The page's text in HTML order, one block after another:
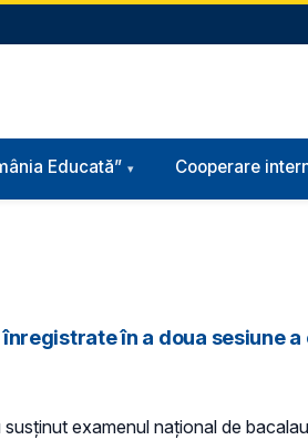
Educată” Cooperare
în a doua sesiune
examenul naţional de